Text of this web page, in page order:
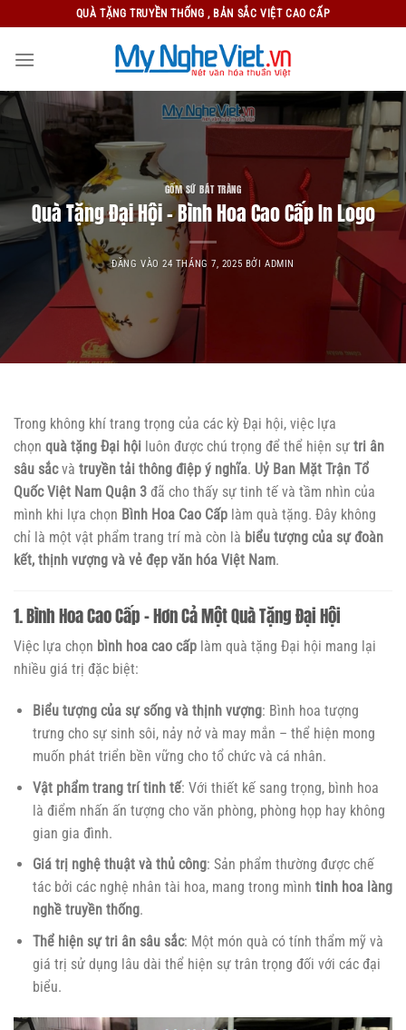
qua
nội
QUÀ TẶNG TRUYỀN THỐNG , BẢN SẮC VIỆT CAO CẤP
GỐM SỨ BÁT TRÀNG
Quà Tặng Đại Hội – Bình Hoa Cao Cấp In Logo
ĐĂNG VÀO24 THÁNG 7, 2025 BỞI ADMIN
Trong không khí trang trọng của các kỳ Đại hội, việc lựa
chọn quà tặng Đại hội luôn được chú trọng để thể hiện sự tri ân
sâu sắcvà truyền tải thông điệp ý nghĩa. Uỷ Ban Mặt Trận Tổ
Quốc Việt Nam Quận 3 đã cho thấy sự tinh tế và tầm nhìn của
mình khi lựa chọn Bình Hoa Cao Cấp làm quà tặng. Đây không
chỉ là một vật phẩm trang trí mà còn là biểu tượng của sự đoàn
kết, thịnh vượng và vẻ đẹp văn hóa Việt Nam.
1. Bình Hoa Cao Cấp – Hơn Cả Một Quà Tặng Đại Hội
Việc lựa chọn bình hoa cao cấp làm quà tặng Đại hội mang lại
nhiều giá trị đặc biệt:
Biểu tượng của sự sống và thịnh vượng: Bình hoa tượng
trưng cho sự sinh sôi, nảy nở và may mắn – thể hiện mong
muốn phát triển bền vững cho tổ chức và cá nhân.
Vật phẩm trang trí tinh tế: Với thiết kế sang trọng, bình hoa
là điểm nhấn ấn tượng cho văn phòng, phòng họp hay không
gian gia đình.
Giá trị nghệ thuật và thủ công: Sản phẩm thường được chế
tác bởi các nghệ nhân tài hoa, mang trong mình tinh hoa làng
nghề truyền thống.
Thể hiện sự tri ân sâu sắc: Một món quà có tính thẩm mỹ và
giá trị sử dụng lâu dài thể hiện sự trân trọng đối với các đại
biểu.